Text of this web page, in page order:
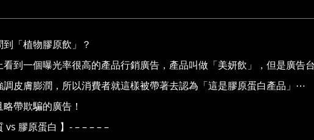
「植物膠原飲」？
看到一個曝光率很高的產品行銷廣告，產品叫做「美妍飲」，但是廣告
調皮膚膨潤，所以消費者就這樣被帶著去認為「這是膠原蛋白產品」⋯
帶欺騙的廣告！
vs 膠原蛋白 】- – – – – –